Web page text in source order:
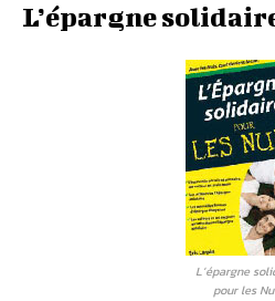
L’épargne
L’épargne
pour les